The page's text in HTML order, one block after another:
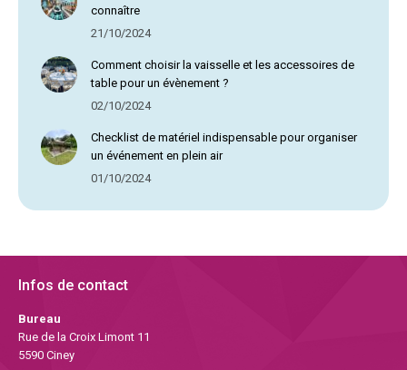
connaître
21/10/2024
Comment choisir la vaisselle et les accessoires de
table pour un évènement ?
02/10/2024
Checklist de matériel indispensable pour organiser
un événement en plein air
01/10/2024
Infos de contact
Bureau
Rue de la Croix Limont 11
5590 Ciney